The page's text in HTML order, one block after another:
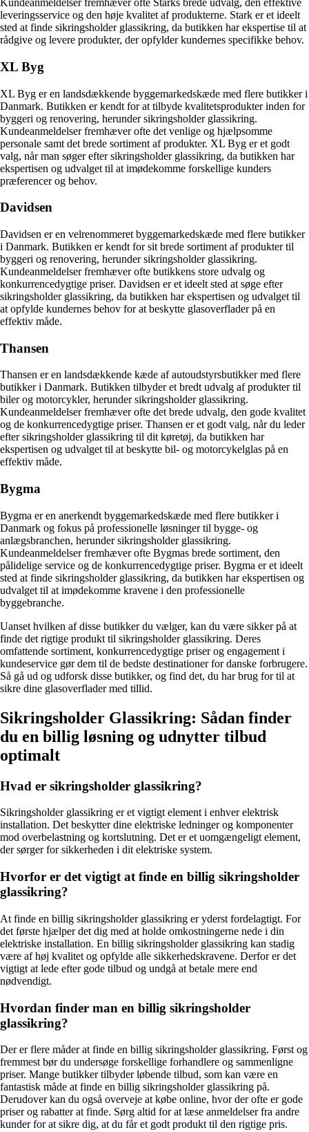
Kundeanmeldelser fremhæver ofte Starks brede udvalg, den effektive
leveringsservice og den høje kvalitet af produkterne. Stark er et ideelt
sted at finde sikringsholder glassikring, da butikken har ekspertise til at
rådgive og levere produkter, der opfylder kundernes specifikke behov.
XL Byg
XL Byg er en landsdækkende byggemarkedskæde med flere butikker i
Danmark. Butikken er kendt for at tilbyde kvalitetsprodukter inden for
byggeri og renovering, herunder sikringsholder glassikring.
Kundeanmeldelser fremhæver ofte det venlige og hjælpsomme
personale samt det brede sortiment af produkter. XL Byg er et godt
valg, når man søger efter sikringsholder glassikring, da butikken har
ekspertisen og udvalget til at imødekomme forskellige kunders
præferencer og behov.
Davidsen
Davidsen er en velrenommeret byggemarkedskæde med flere butikker
i Danmark. Butikken er kendt for sit brede sortiment af produkter til
byggeri og renovering, herunder sikringsholder glassikring.
Kundeanmeldelser fremhæver ofte butikkens store udvalg og
konkurrencedygtige priser. Davidsen er et ideelt sted at søge efter
sikringsholder glassikring, da butikken har ekspertisen og udvalget til
at opfylde kundernes behov for at beskytte glasoverflader på en
effektiv måde.
Thansen
Thansen er en landsdækkende kæde af autoudstyrsbutikker med flere
butikker i Danmark. Butikken tilbyder et bredt udvalg af produkter til
biler og motorcykler, herunder sikringsholder glassikring.
Kundeanmeldelser fremhæver ofte det brede udvalg, den gode kvalitet
og de konkurrencedygtige priser. Thansen er et godt valg, når du leder
efter sikringsholder glassikring til dit køretøj, da butikken har
ekspertisen og udvalget til at beskytte bil- og motorcykelglas på en
effektiv måde.
Bygma
Bygma er en anerkendt byggemarkedskæde med flere butikker i
Danmark og fokus på professionelle løsninger til bygge- og
anlægsbranchen, herunder sikringsholder glassikring.
Kundeanmeldelser fremhæver ofte Bygmas brede sortiment, den
pålidelige service og de konkurrencedygtige priser. Bygma er et ideelt
sted at finde sikringsholder glassikring, da butikken har ekspertisen og
udvalget til at imødekomme kravene i den professionelle
byggebranche.
Uanset hvilken af ​​disse butikker du vælger, kan du være sikker på at
finde det rigtige produkt til sikringsholder glassikring. Deres
omfattende sortiment, konkurrencedygtige priser og engagement i
kundeservice gør dem til de bedste destinationer for danske forbrugere.
Så gå ud og udforsk disse butikker, og find det, du har brug for til at
sikre dine glasoverflader med tillid.
Sikringsholder Glassikring: Sådan finder
du en billig løsning og udnytter tilbud
optimalt
Hvad er sikringsholder glassikring?
Sikringsholder glassikring er et vigtigt element i enhver elektrisk
installation. Det beskytter dine elektriske ledninger og komponenter
mod overbelastning og kortslutning. Det er et uomgængeligt element,
der sørger for sikkerheden i dit elektriske system.
Hvorfor er det vigtigt at finde en billig sikringsholder
glassikring?
At finde en billig sikringsholder glassikring er yderst fordelagtigt. For
det første hjælper det dig med at holde omkostningerne nede i din
elektriske installation. En billig sikringsholder glassikring kan stadig
være af høj kvalitet og opfylde alle sikkerhedskravene. Derfor er det
vigtigt at lede efter gode tilbud og undgå at betale mere end
nødvendigt.
Hvordan finder man en billig sikringsholder
glassikring?
Der er flere måder at finde en billig sikringsholder glassikring. Først og
fremmest bør du undersøge forskellige forhandlere og sammenligne
priser. Mange butikker tilbyder løbende tilbud, som kan være en
fantastisk måde at finde en billig sikringsholder glassikring på.
Derudover kan du også overveje at købe online, hvor der ofte er gode
priser og rabatter at finde. Sørg altid for at læse anmeldelser fra andre
kunder for at sikre dig, at du får et godt produkt til den rigtige pris.